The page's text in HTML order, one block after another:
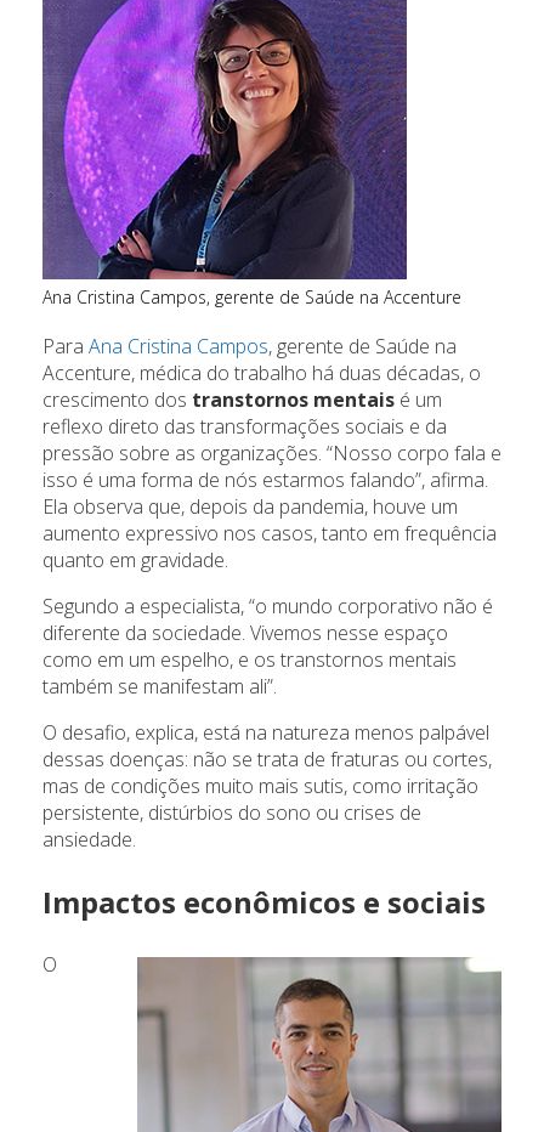
Ana Cristina Campos, gerente de Saúde na Accenture
Para Ana Cristina Campos, gerente de Saúde na
Accenture, médica do trabalho há duas décadas, o
crescimento dos transtornos mentais é um
reflexo direto das transformações sociais e da
pressão sobre as organizações. “Nosso corpo fala e
isso é uma forma de nós estarmos falando”, afirma.
Ela observa que, depois da pandemia, houve um
aumento expressivo nos casos, tanto em frequência
quanto em gravidade.
Segundo a especialista, “o mundo corporativo não é
diferente da sociedade. Vivemos nesse espaço
como em um espelho, e os transtornos mentais
também se manifestam ali”.
O desafio, explica, está na natureza menos palpável
dessas doenças: não se trata de fraturas ou cortes,
mas de condições muito mais sutis, como irritação
persistente, distúrbios do sono ou crises de
ansiedade.
Impactos econômicos e sociais
O